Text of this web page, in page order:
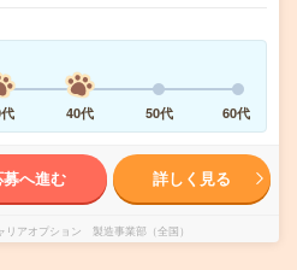
40代 50代 60代
募へ進む 詳しく見る
リアオプション 製造事業部（全国）